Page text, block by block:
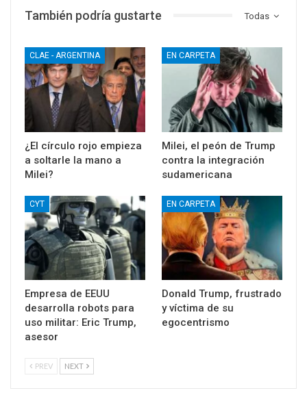
Todas
También podría gustarte
CLAE - ARGENTINA
¿El círculo rojo empieza
a soltarle la mano a
Milei?
EN CARPETA
Milei, el peón de Trump
contra la integración
sudamericana
CYT
Empresa de EEUU
desarrolla robots para
uso militar: Eric Trump,
asesor
EN CARPETA
Donald Trump, frustrado
y víctima de su
egocentrismo
PREV NEXT